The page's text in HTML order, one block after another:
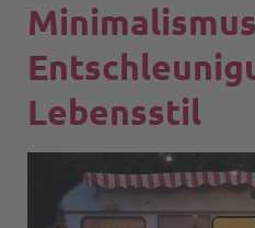
Lebensstil